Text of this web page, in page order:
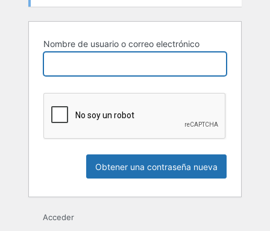
Nombre de usuario o correo electrónico
Acceder